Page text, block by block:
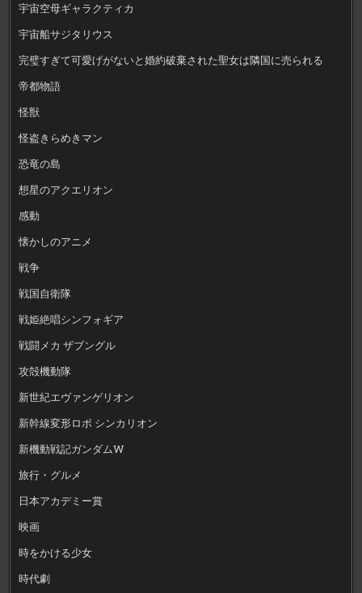
宇宙空母ギャラクティカ
宇宙船サジタリウス
完璧すぎて可愛げがないと婚約破棄された聖女は隣国に売られる
帝都物語
怪獣
怪盗きらめきマン
恐竜の島
想星のアクエリオン
感動
懐かしのアニメ
戦争
戦国自衛隊
戦姫絶唱シンフォギア
戦闘メカ ザブングル
攻殻機動隊
新世紀エヴァンゲリオン
新幹線変形ロボ シンカリオン
新機動戦記ガンダムW
旅行・グルメ
日本アカデミー賞
映画
時をかける少女
時代劇